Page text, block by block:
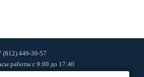
(812) 449-30-57
работыс 9:00 до 17:40